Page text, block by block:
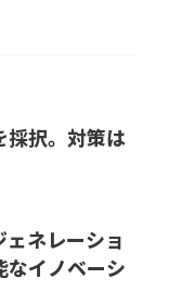
採択。対策は
ネレーショ
なイノベーシ